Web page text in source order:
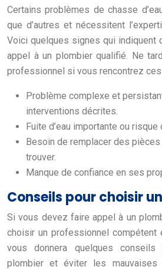
Certains problèmes de chasse
que d’autres et nécessitent
Voici quelques signes qui indiquent
appel à un plombier qualifié. Ne
professionnel si vous rencontrez
Problème complexe et
interventions décrites.
Fuite d’eau importante ou
Besoin de remplacer des
trouver.
Manque de confiance en ses
Conseils pour choisir
Si vous devez faire appel à un
choisir un professionnel compétent
vous donnera quelques
plombier et éviter les mauvaises